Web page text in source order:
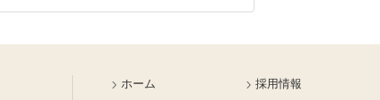
ホーム 採用情報